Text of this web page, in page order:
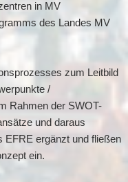
in MV
des Landes MV
zum Leitbild
/
Rahmen der SWOT-
und daraus
EFRE ergänzt und fließen
ein.